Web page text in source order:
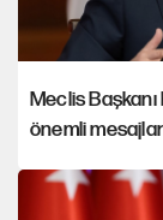
Meclis
önemli